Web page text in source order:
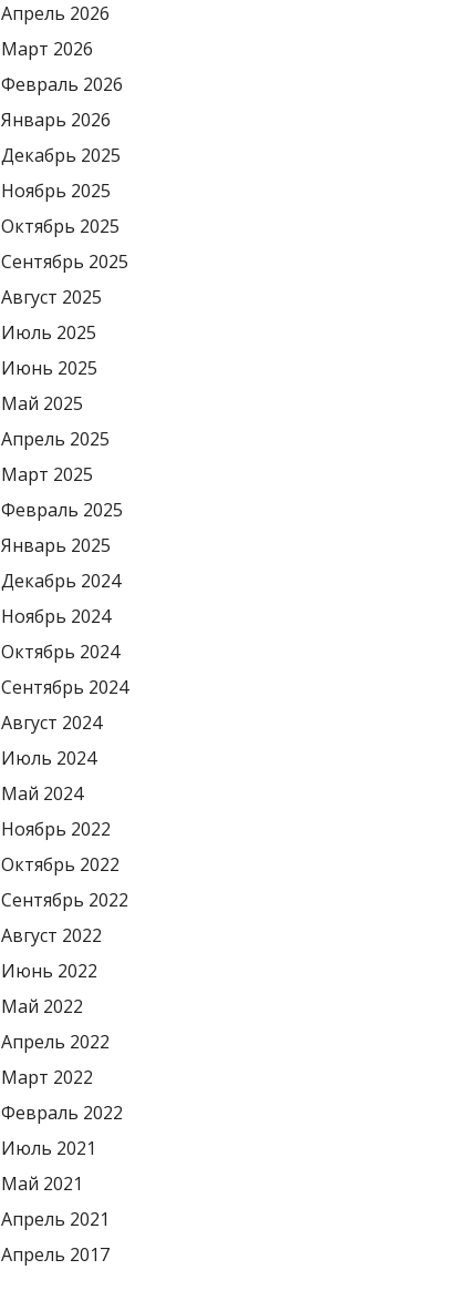
Апрель 2026
Март 2026
Февраль 2026
Январь 2026
Декабрь 2025
Ноябрь 2025
Октябрь 2025
Сентябрь 2025
Август 2025
Июль 2025
Июнь 2025
Май 2025
Апрель 2025
Март 2025
Февраль 2025
Январь 2025
Декабрь 2024
Ноябрь 2024
Октябрь 2024
Сентябрь 2024
Август 2024
Июль 2024
Май 2024
Ноябрь 2022
Октябрь 2022
Сентябрь 2022
Август 2022
Июнь 2022
Май 2022
Апрель 2022
Март 2022
Февраль 2022
Июль 2021
Май 2021
Апрель 2021
Апрель 2017